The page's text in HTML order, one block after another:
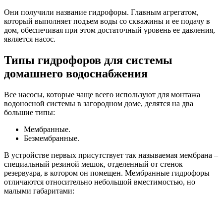
Они получили название гидрофоры. Главным агрегатом,
который выполняет подъем воды со скважины и ее подачу в
дом, обеспечивая при этом достаточный уровень ее давления,
является насос.
Типы гидрофоров для системы
домашнего водоснабжения
Все насосы, которые чаще всего используют для монтажа
водоносной системы в загородном доме, делятся на два
большие типы:
Мембранные.
Безмембранные.
В устройстве первых присутствует так называемая мембрана –
специальный резиной мешок, отделенный от стенок
резервуара, в котором он помещен. Мембранные гидрофоры
отличаются относительно небольшой вместимостью, но
малыми габаритами: